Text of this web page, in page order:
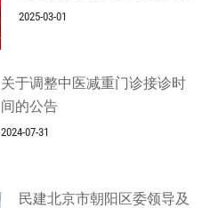
2025-03-01
关于调整中医减重门诊接诊时
间的公告
2024-07-31
民建北京市朝阳区委领导及